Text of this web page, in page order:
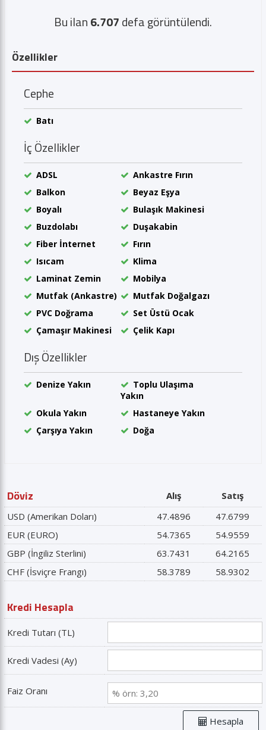
Bu ilan6.707defa görüntülendi.
Özellikler
Cephe
Batı
İç Özellikler
ADSL
Ankastre Fırın
Balkon
Beyaz Eşya
Boyalı
Bulaşık Makinesi
Buzdolabı
Duşakabin
Fiber İnternet
Fırın
Isıcam
Klima
Laminat Zemin
Mobilya
Mutfak (Ankastre)
Mutfak Doğalgazı
PVC Doğrama
Set Üstü Ocak
Çamaşır Makinesi
Çelik Kapı
Dış Özellikler
Denize Yakın
Toplu Ulaşıma
Yakın
Okula Yakın
Hastaneye Yakın
Çarşıya Yakın
Doğa
Döviz Alış
Satış
USD (Amerikan Doları)
47.4896
47.6799
EUR (EURO)
54.7365
54.9559
GBP (İngiliz Sterlini)
63.7431
64.2165
CHF (İsviçre Frangı)
58.3789 58.9302
Kredi Hesapla
Kredi Tutarı (TL)
Kredi Vadesi (Ay)
Faiz Oranı
Hesapla